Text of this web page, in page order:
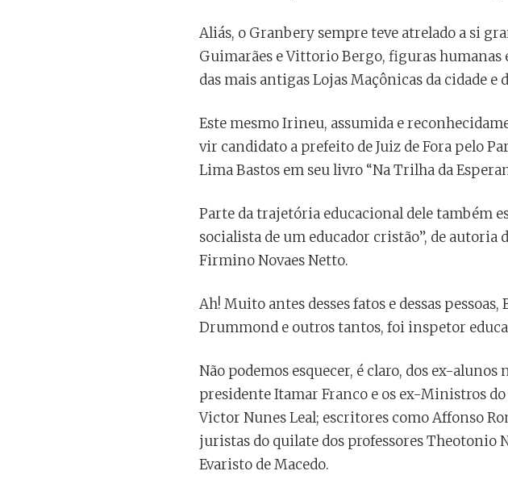
Aliás, o Granbery sempre teve atrelado a si
Guimarães e Vittorio Bergo, figuras humanas
das mais antigas Lojas Maçônicas da cidade e
Este mesmo Irineu, assumida e
vir candidato a prefeito de Juiz de Fora pelo
Lima Bastos em seu livro “Na Trilha da
Parte da trajetória educacional dele também
socialista de um educador cristão”, de
Firmino Novaes Netto.
Ah! Muito antes desses fatos e dessas
Drummond e outros tantos, foi inspetor
Não podemos esquecer, é claro, dos ex-
presidente Itamar Franco e os ex-Ministros
Victor Nunes Leal; escritores como Affonso
juristas do quilate dos professores Theotonio
Evaristo de Macedo.